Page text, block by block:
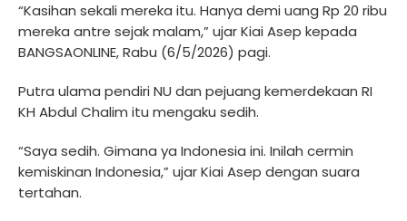
“Kasihan sekali mereka itu. Hanya demi uang Rp 20 ribu
mereka antre sejak malam,” ujar Kiai Asep kepada
BANGSAONLINE, Rabu (6/5/2026) pagi.
Putra ulama pendiri NU dan pejuang kemerdekaan RI
KH Abdul Chalim itu mengaku sedih.
“Saya sedih. Gimana ya Indonesia ini. Inilah cermin
kemiskinan Indonesia,” ujar Kiai Asep dengan suara
tertahan.